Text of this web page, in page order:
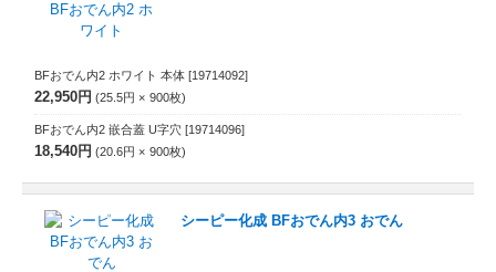
BFおでん内2 ホワイト 本体 [19714092]
22,950円 25.5円 900枚
BFおでん内2 嵌合蓋 U字穴 [19714096]
18,540円 20.6円 900枚
シーピー化成 BFおでん内3 おでん